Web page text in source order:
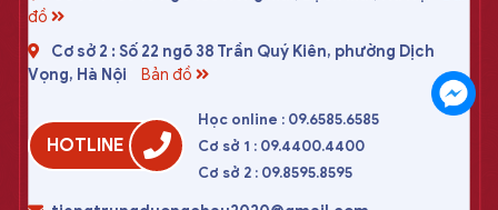
đồ
Cơ sở 2 : Số 22 ngõ 38 Trần Quý Kiên, phường Dịch
Vọng, Hà Nội
Bản đồ
HOTLINE
Học online : 09.6585.6585
Cơ sở 1 : 09.4400.4400
Cơ sở 2 : 09.8595.8595